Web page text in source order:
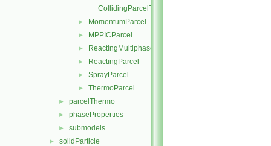
CollidingParcelTrackingDataI.H
► MomentumParcel
► MPPICParcel
► ReactingMultiphaseParcel
► ReactingParcel
► SprayParcel
► ThermoParcel
► parcelThermo
► phaseProperties
► submodels
► solidParticle